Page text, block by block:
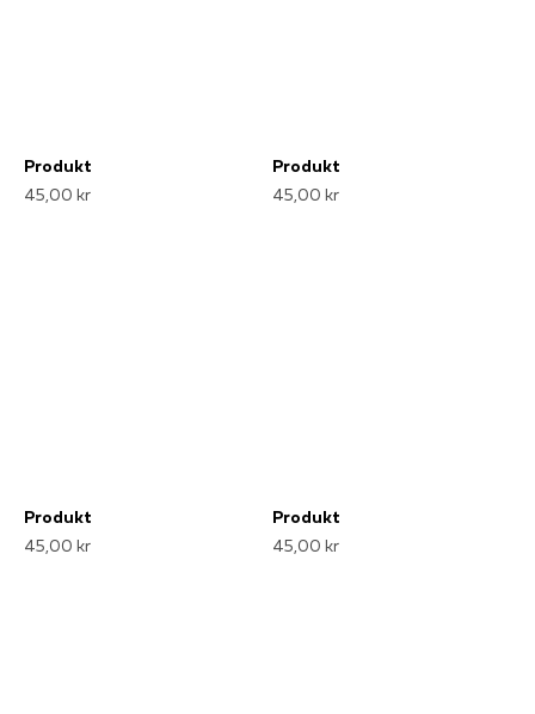
Produkt
45,00 kr
Produkt
45,00 kr
Produkt
45,00 kr
Produkt
45,00 kr